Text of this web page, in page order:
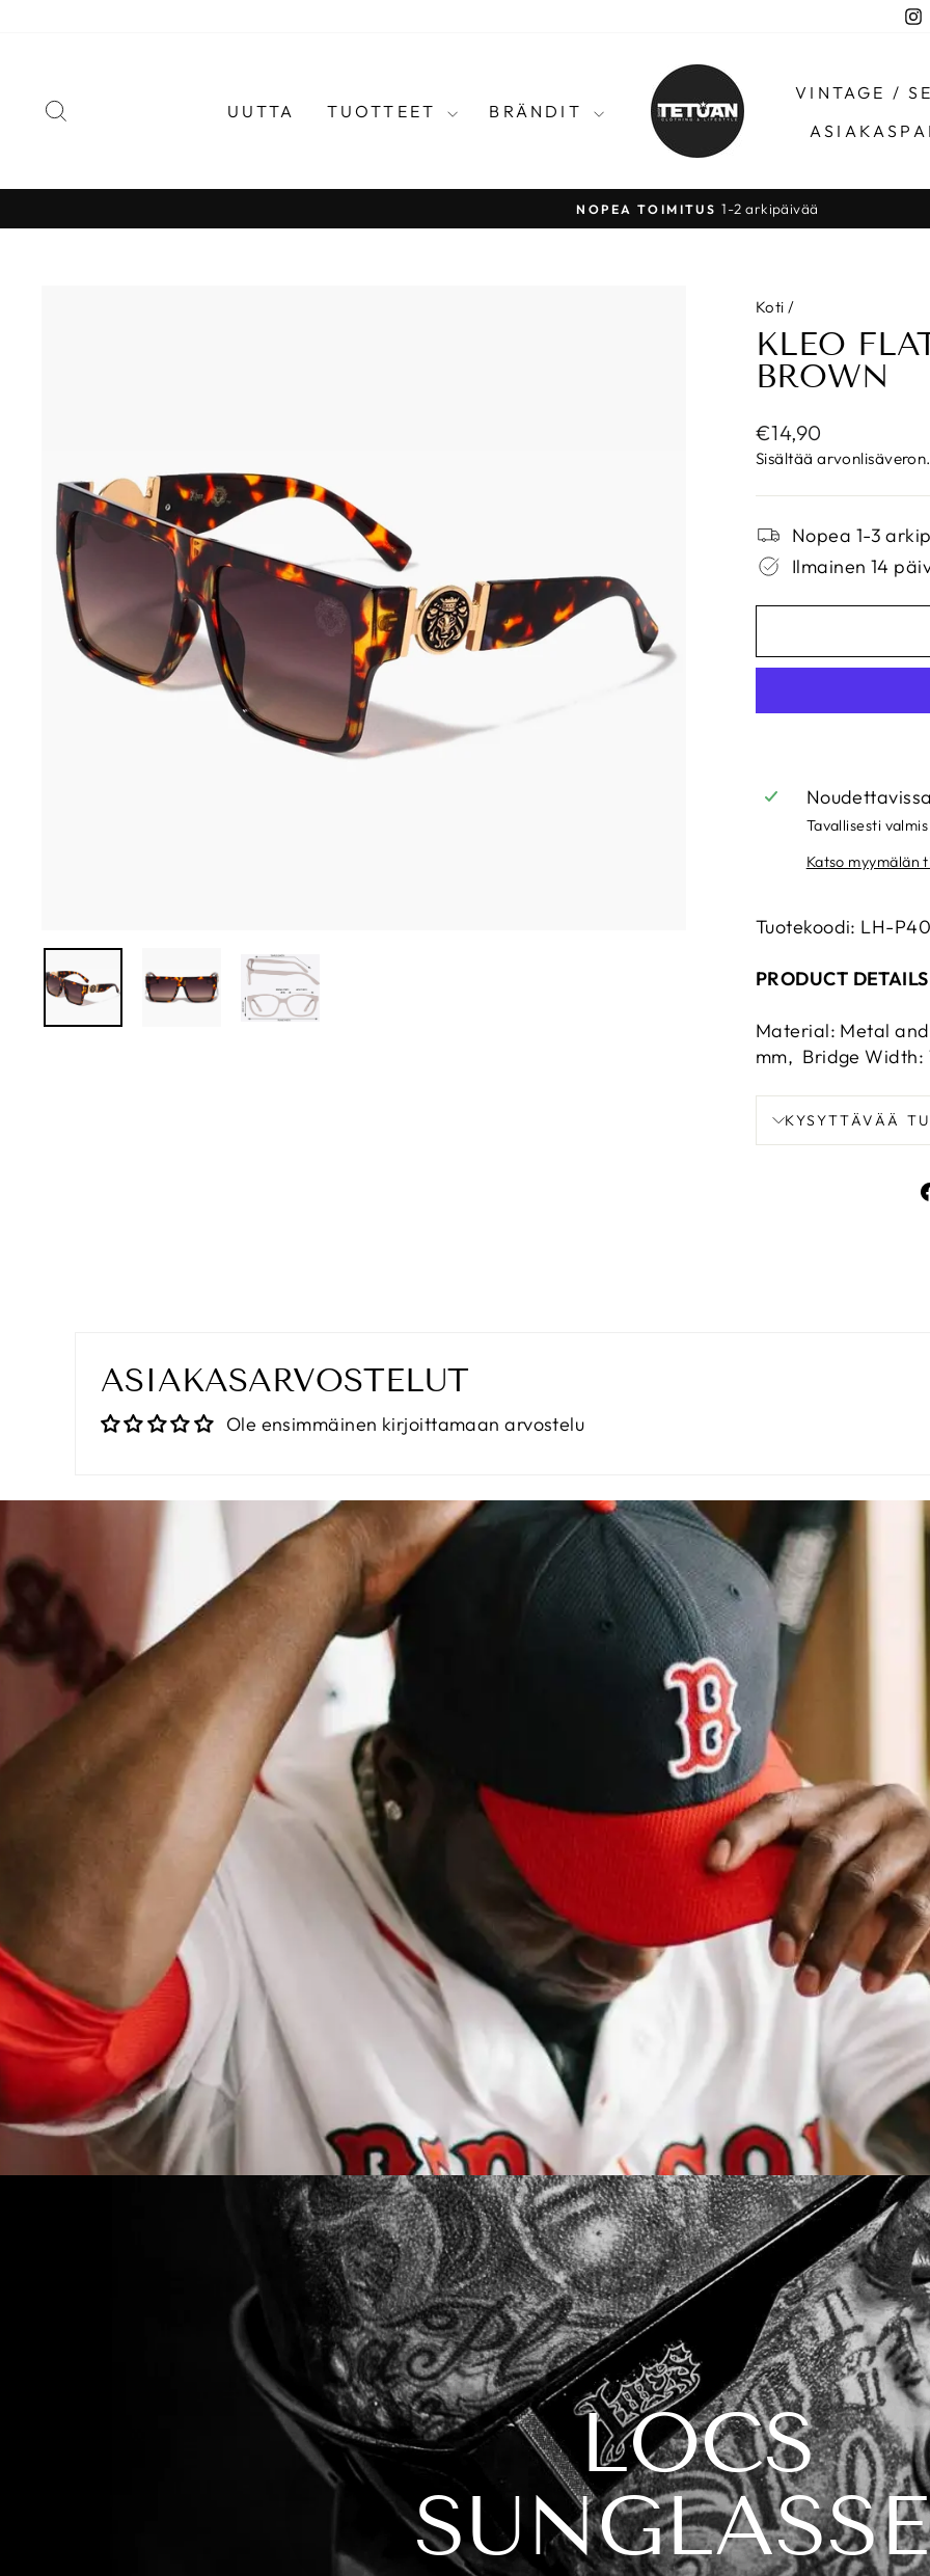
UUTTA TUOTTEET BRÄNDIT
VINTAGE /
Pysäytä
NOPEA TOIMITUS 1-2 arkipäivää
Koti /
KLEO
BROWN
Normaalihinta
€14,90
Sisältää
Nopea 1-3
Ilmainen 14
Tavallisesti
Katso myymälän
Tuotekoodi: LH-
PRODUCT
Material: Metal
mm, Bridge Width:
KYSYTTÄVÄÄ
ASIAKASARVOSTELUT
Ole ensimmäinen kirjoittamaan arvostelu
LOCS